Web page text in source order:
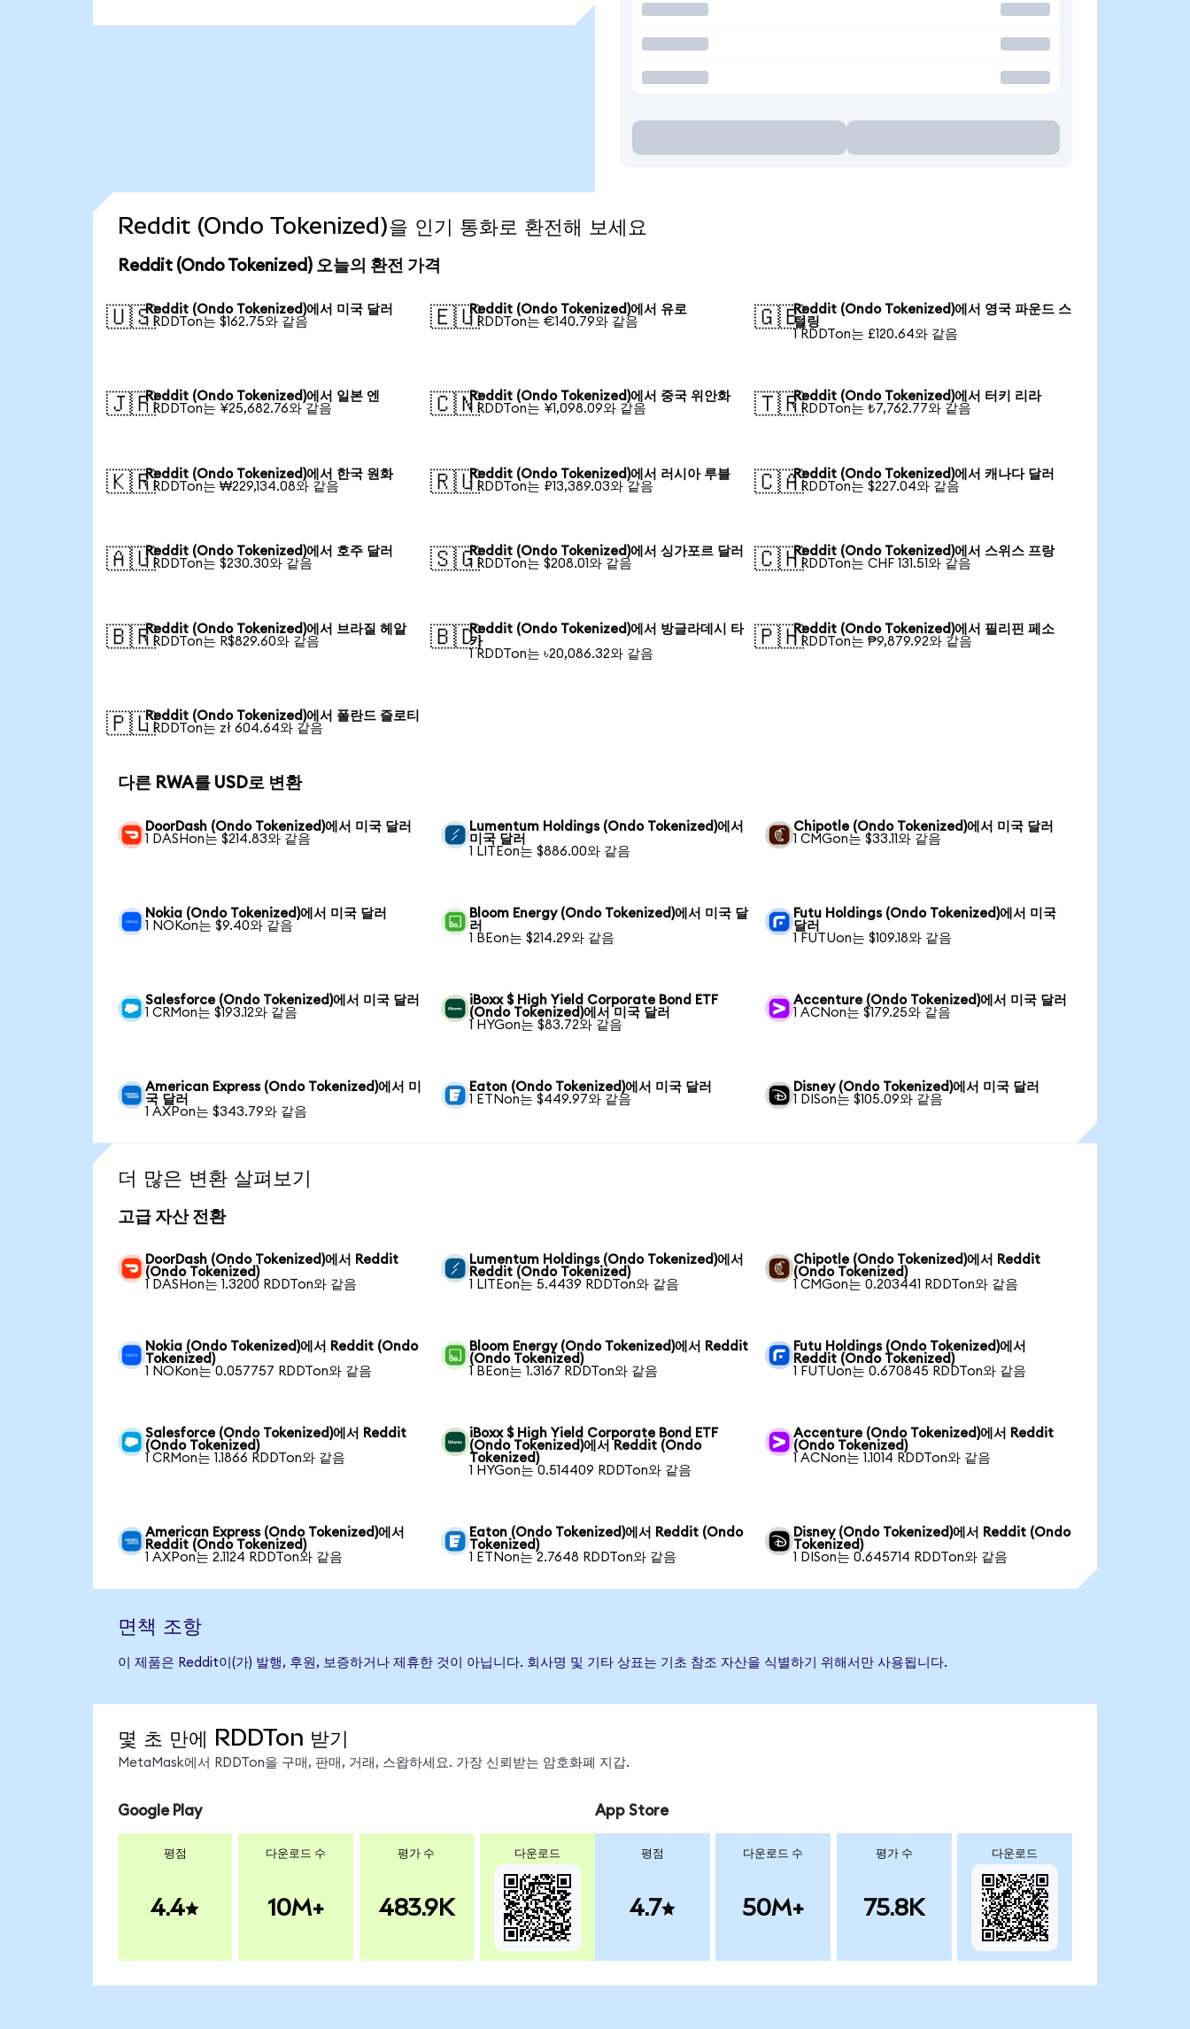
Reddit (Ondo Tokenized)을 인기 통화로 환전해 보세요
Reddit (Ondo Tokenized) 오늘의 환전 가격
🇺🇸Reddit (Ondo Tokenized)에서 미국 달러
1 RDDTon는 $162.75와 같음
🇪🇺Reddit (Ondo Tokenized)에서 유로
1 RDDTon는 €140.79와 같음
🇬🇧Reddit (Ondo Tokenized)에서 영국 파운드 스
털링
1 RDDTon는 £120.64와 같음
🇯🇵Reddit (Ondo Tokenized)에서 일본 엔
1 RDDTon는 ¥25,682.76와 같음
🇨🇳Reddit (Ondo Tokenized)에서 중국 위안화
1 RDDTon는 ¥1,098.09와 같음
🇹🇷Reddit (Ondo Tokenized)에서 터키 리라
1 RDDTon는 ₺7,762.77와 같음
🇰🇷Reddit (Ondo Tokenized)에서 한국 원화
1 RDDTon는 ₩229,134.08와 같음
🇷🇺Reddit (Ondo Tokenized)에서 러시아 루블
1 RDDTon는 ₽13,389.03와 같음
🇨🇦Reddit (Ondo Tokenized)에서 캐나다 달러
1 RDDTon는 $227.04와 같음
🇦🇺Reddit (Ondo Tokenized)에서 호주 달러
1 RDDTon는 $230.30와 같음
🇸🇬Reddit (Ondo Tokenized)에서 싱가포르 달러
1 RDDTon는 $208.01와 같음
🇨🇭Reddit (Ondo Tokenized)에서 스위스 프랑
1 RDDTon는 CHF 131.51와 같음
🇧🇷Reddit (Ondo Tokenized)에서 브라질 헤알
1 RDDTon는 R$829.60와 같음
🇧🇩Reddit (Ondo Tokenized)에서 방글라데시 타
카
1 RDDTon는 ৳20,086.32와 같음
🇵🇭Reddit (Ondo Tokenized)에서 필리핀 페소
1 RDDTon는 ₱9,879.92와 같음
🇵🇱Reddit (Ondo Tokenized)에서 폴란드 즐로티
1 RDDTon는 zł 604.64와 같음
다른 RWA를 USD로 변환
DoorDash (Ondo Tokenized)에서 미국 달러
1 DASHon는 $214.83와 같음
Lumentum Holdings (Ondo Tokenized)에서
미국 달러
1 LITEon는 $886.00와 같음
Chipotle (Ondo Tokenized)에서 미국 달러
1 CMGon는 $33.11와 같음
Nokia (Ondo Tokenized)에서 미국 달러
1 NOKon는 $9.40와 같음
Bloom Energy (Ondo Tokenized)에서 미국 달
러
1 BEon는 $214.29와 같음
Futu Holdings (Ondo Tokenized)에서 미국
달러
1 FUTUon는 $109.18와 같음
Salesforce (Ondo Tokenized)에서 미국 달러
1 CRMon는 $193.12와 같음
iBoxx $ High Yield Corporate Bond ETF
(Ondo Tokenized)에서 미국 달러
1 HYGon는 $83.72와 같음
Accenture (Ondo Tokenized)에서 미국 달러
1 ACNon는 $179.25와 같음
American Express (Ondo Tokenized)에서 미
국 달러
1 AXPon는 $343.79와 같음
Eaton (Ondo Tokenized)에서 미국 달러
1 ETNon는 $449.97와 같음
Disney (Ondo Tokenized)에서 미국 달러
1 DISon는 $105.09와 같음
더 많은 변환 살펴보기
고급 자산 전환
DoorDash (Ondo Tokenized)에서 Reddit
(Ondo Tokenized)
1 DASHon는 1.3200 RDDTon와 같음
Lumentum Holdings (Ondo Tokenized)에서
Reddit (Ondo Tokenized)
1 LITEon는 5.4439 RDDTon와 같음
Chipotle (Ondo Tokenized)에서 Reddit
(Ondo Tokenized)
1 CMGon는 0.203441 RDDTon와 같음
Nokia (Ondo Tokenized)에서 Reddit (Ondo
Tokenized)
1 NOKon는 0.057757 RDDTon와 같음
Bloom Energy (Ondo Tokenized)에서 Reddit
(Ondo Tokenized)
1 BEon는 1.3167 RDDTon와 같음
Futu Holdings (Ondo Tokenized)에서
Reddit (Ondo Tokenized)
1 FUTUon는 0.670845 RDDTon와 같음
Salesforce (Ondo Tokenized)에서 Reddit
(Ondo Tokenized)
1 CRMon는 1.1866 RDDTon와 같음
iBoxx $ High Yield Corporate Bond ETF
(Ondo Tokenized)에서 Reddit (Ondo
Tokenized)
1 HYGon는 0.514409 RDDTon와 같음
Accenture (Ondo Tokenized)에서 Reddit
(Ondo Tokenized)
1 ACNon는 1.1014 RDDTon와 같음
American Express (Ondo Tokenized)에서
Reddit (Ondo Tokenized)
1 AXPon는 2.1124 RDDTon와 같음
Eaton (Ondo Tokenized)에서 Reddit (Ondo
Tokenized)
1 ETNon는 2.7648 RDDTon와 같음
Disney (Ondo Tokenized)에서 Reddit (Ondo
Tokenized)
1 DISon는 0.645714 RDDTon와 같음
면책 조항
이 제품은 Reddit이(가) 발행, 후원, 보증하거나 제휴한 것이 아닙니다. 회사명 및 기타 상표는 기초 참조 자산을 식별하기 위해서만 사용됩니다.
몇 초 만에 RDDTon 받기
MetaMask에서 RDDTon을 구매, 판매, 거래, 스왑하세요. 가장 신뢰받는 암호화폐 지갑.
Google Play
평점
4.4
다운로드 수
10M+
평가 수
483.9K
다운로드
App Store
평점
4.7
다운로드 수
50M+
평가 수
75.8K
다운로드